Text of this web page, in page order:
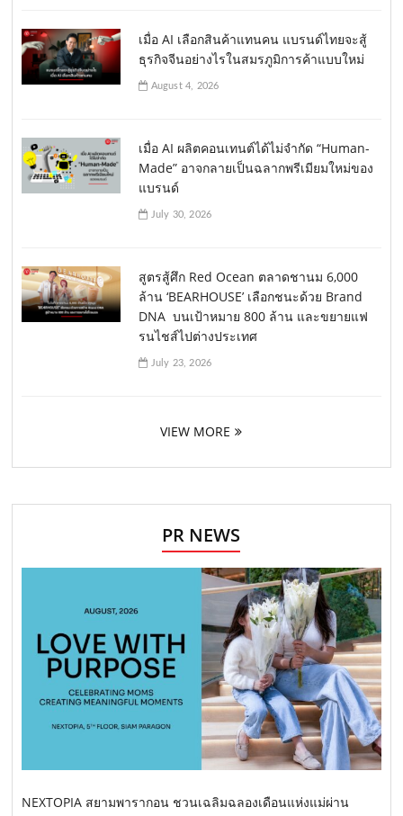
เมื่อ AI เลือกสินค้าแทนคน แบรนด์ไทยจะสู้
ธุรกิจจีนอย่างไรในสมรภูมิการค้าแบบใหม่
August 4, 2026
เมื่อ AI ผลิตคอนเทนต์ได้ไม่จำกัด “Human-
Made” อาจกลายเป็นฉลากพรีเมียมใหม่ของ
แบรนด์
July 30, 2026
สูตรสู้ศึก Red Ocean ตลาดชานม 6,000
ล้าน ‘BEARHOUSE’ เลือกชนะด้วย Brand
DNA บนเป้าหมาย 800 ล้าน และขยายแฟ
รนไชส์ไปต่างประเทศ
July 23, 2026
VIEW MORE
PR NEWS
NEXTOPIA สยามพารากอน ชวนเฉลิมฉลองเดือนแห่งแม่ผ่าน